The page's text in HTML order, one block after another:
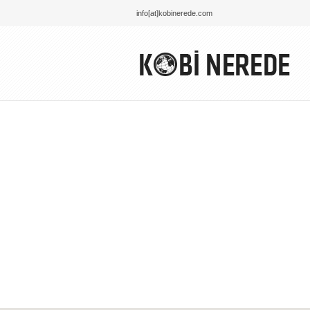
info[at]kobinerede.com